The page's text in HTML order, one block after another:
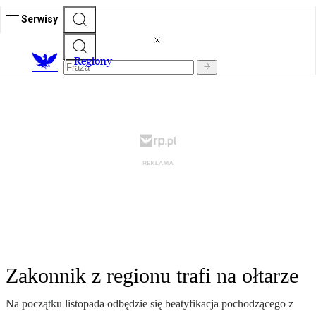
Serwisy
Regiony
Zakonnik z regionu trafi na ołtarze
Na początku listopada odbędzie się beatyfikacja pochodzącego z